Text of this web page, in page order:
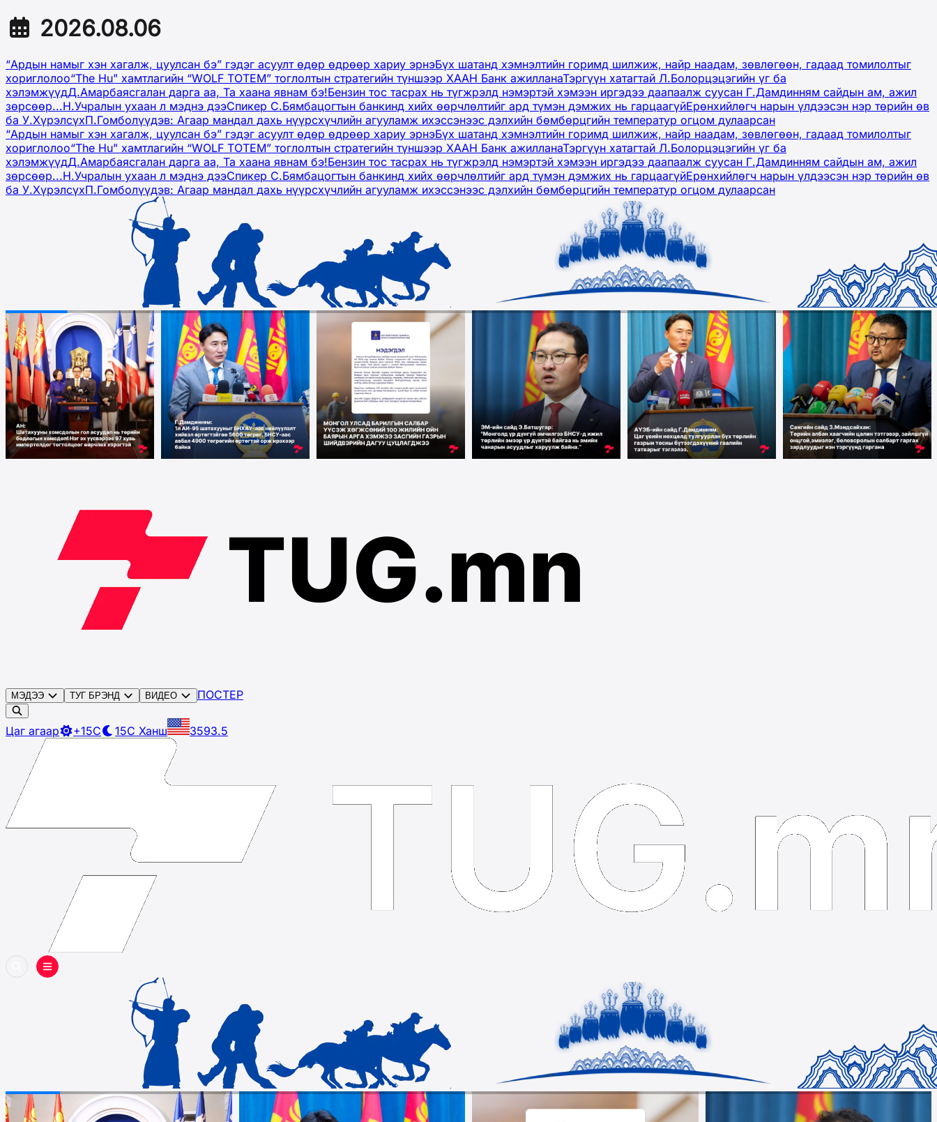
2026.08.06
“Ардын намыг хэн хагалж, цуулсан бэ” гэдэг асуулт өдөр өдрөөр хариу эрнэБүх шатанд хэмнэлтийн горимд шилжиж, найр наадам, зөвлөгөөн, гадаад томилолтыг
хориглолоо“The Hu" хамтлагийн “WOLF TOTEM” тоглолтын стратегийн түншээр ХААН Банк ажилланаТэргүүн хатагтай Л.Болорцэцэгийн үг ба
хэлэмжүүдД.Амарбаясгалан дарга аа, Та хаана явнам бэ!Бензин тос тасрах нь түгжрэлд нэмэртэй хэмээн иргэдээ даапаалж суусан Г.Дамдинням сайдын ам, ажил
зөрсөөр...Н.Учралын ухаан л мэднэ дээСпикер С.Бямбацогтын банкинд хийх өөрчлөлтийг ард түмэн дэмжих нь гарцаагүйЕрөнхийлөгч нарын үлдээсэн нэр төрийн өв
ба У.ХүрэлсүхП.Гомболүүдэв: Агаар мандал дахь нүүрсхүчлийн агууламж ихэссэнээс дэлхийн бөмбөрцгийн температур огцом дулаарсан
“Ардын намыг хэн хагалж, цуулсан бэ” гэдэг асуулт өдөр өдрөөр хариу эрнэБүх шатанд хэмнэлтийн горимд шилжиж, найр наадам, зөвлөгөөн, гадаад томилолтыг
хориглолоо“The Hu" хамтлагийн “WOLF TOTEM” тоглолтын стратегийн түншээр ХААН Банк ажилланаТэргүүн хатагтай Л.Болорцэцэгийн үг ба
хэлэмжүүдД.Амарбаясгалан дарга аа, Та хаана явнам бэ!Бензин тос тасрах нь түгжрэлд нэмэртэй хэмээн иргэдээ даапаалж суусан Г.Дамдинням сайдын ам, ажил
зөрсөөр...Н.Учралын ухаан л мэднэ дээСпикер С.Бямбацогтын банкинд хийх өөрчлөлтийг ард түмэн дэмжих нь гарцаагүйЕрөнхийлөгч нарын үлдээсэн нэр төрийн өв
ба У.ХүрэлсүхП.Гомболүүдэв: Агаар мандал дахь нүүрсхүчлийн агууламж ихэссэнээс дэлхийн бөмбөрцгийн температур огцом дулаарсан
МЭДЭЭ ТУГ БРЭНД ВИДЕО ПОСТЕР
Цаг агаар +15C 15C Ханш 3593.5